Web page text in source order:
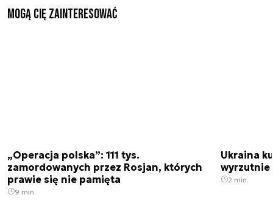
Mogą Cię zainteresować
„Operacja polska”: 111 tys.
zamordowanych przez Rosjan, których
prawie się nie pamięta
9 min.
Ukraina
wyrzutnie
2 min.